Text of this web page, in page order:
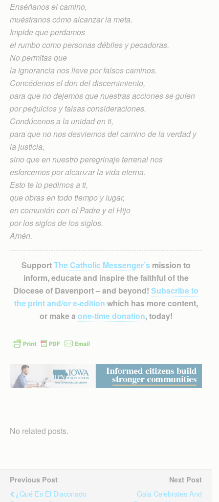
Enséñanos el camino,
muéstranos cómo alcanzar la meta.
Impide que perdamos
el rumbo como personas débiles y pecadoras.
No permitas que
la ignorancia nos lleve por falsos caminos.
Concédenos el don del discernimiento,
para que no dejemos que nuestras acciones se guíen
por perjuicios y falsas consideraciones.
Condúcenos a la unidad en ti,
para que no nos desviemos del camino de la verdad y
la justicia,
sino que en nuestro peregrinaje terrenal nos
esforcemos por alcanzar la vida eterna.
Esto te lo pedimos a ti,
que obras en todo tiempo y lugar,
en comunión con el Padre y el Hijo
por los siglos de los siglos.
Amén.
SupportThe Catholic Messenger’smission to
inform, educate and inspire the faithful of the
Diocese of Davenport – and beyond! Subscribe to
the print and/or e-edition which has more content,
or make a one-time donation, today!
No related posts.
Previous Post
¿Qué Es El Diaconado
Next Post
Gala Celebrates And